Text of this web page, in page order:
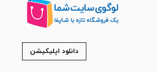
دانلود اپلیکیشن